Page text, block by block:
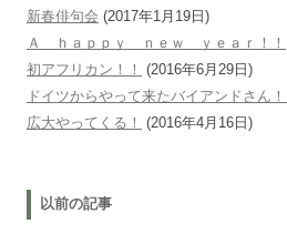
新春俳句会 (2017年1月19日)
Ａ ｈａｐｐｙ ｎｅｗ ｙｅａｒ！！
初アフリカン！！
(2016年6月29日)
ドイツからやって来たバイアンドさん！
広大やってくる！
(2016年4月16日)
以前の記事